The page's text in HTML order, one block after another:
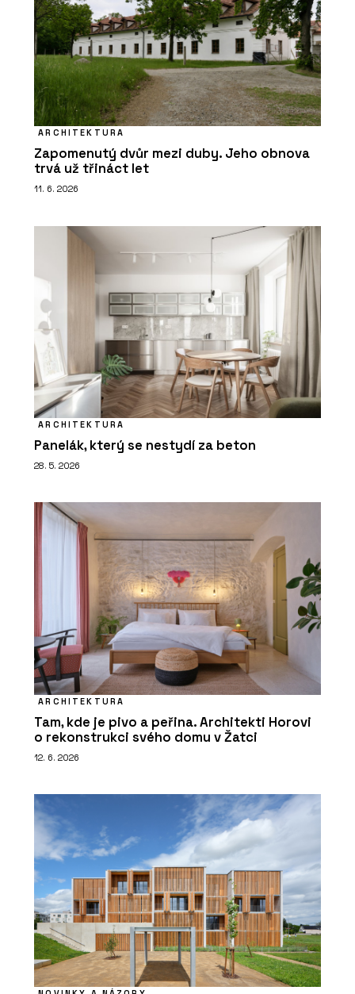
ARCHITEKTURA
Zapomenutý dvůr mezi duby. Jeho obnova
trvá už třináct let
11. 6. 2026
ARCHITEKTURA
Panelák, který se nestydí za beton
28. 5. 2026
ARCHITEKTURA
Tam, kde je pivo a peřina. Architekti Horovi
o rekonstrukci svého domu v Žatci
12. 6. 2026